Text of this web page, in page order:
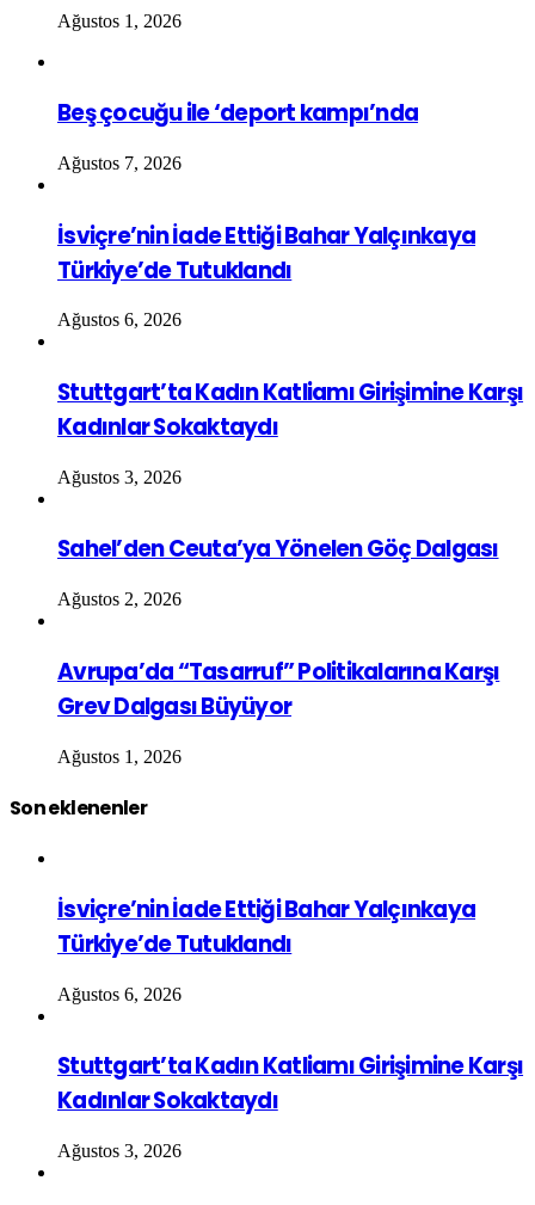
Ağustos 1, 2026
Beş çocuğu ile ‘deport kampı’nda
Ağustos 7, 2026
İsviçre’nin İade Ettiği Bahar Yalçınkaya
Türkiye’de Tutuklandı
Ağustos 6, 2026
Stuttgart’ta Kadın Katliamı Girişimine Karşı
Kadınlar Sokaktaydı
Ağustos 3, 2026
Sahel’den Ceuta’ya Yönelen Göç Dalgası
Ağustos 2, 2026
Avrupa’da “Tasarruf” Politikalarına Karşı
Grev Dalgası Büyüyor
Ağustos 1, 2026
Son eklenenler
İsviçre’nin İade Ettiği Bahar Yalçınkaya
Türkiye’de Tutuklandı
Ağustos 6, 2026
Stuttgart’ta Kadın Katliamı Girişimine Karşı
Kadınlar Sokaktaydı
Ağustos 3, 2026